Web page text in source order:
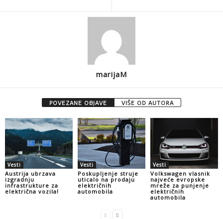
marijaM
POVEZANE OBJAVE VIŠE OD AUTORA
Vesti
Austrija ubrzava
izgradnju
infrastrukture za
električna vozila!
Vesti
Poskupljenje struje
uticalo na prodaju
električnih
automobila
Vesti
Volkswagen vlasnik
najveće evropske
mreže za punjenje
električnih
automobila